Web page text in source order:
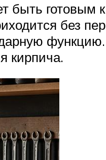
быть готовым
без
кирпича.